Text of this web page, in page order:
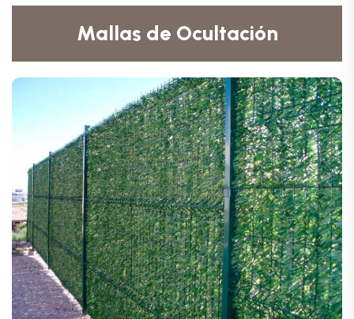
Mallas de Ocultación